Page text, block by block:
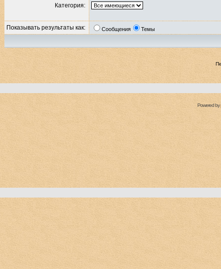
Категория:
Показывать результаты как: Сообщения Темы
Powered by